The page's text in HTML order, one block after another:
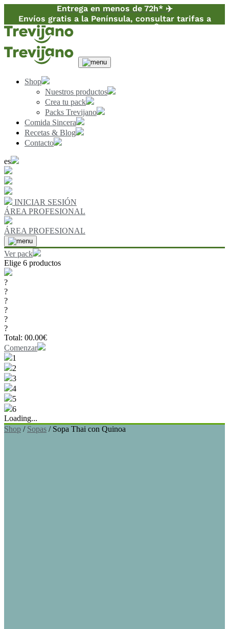
Entrega en menos de 72h* ✈️
Envíos gratis a la Península, consultar tarifas a
Canarias y Baleares 📦
Shop
Nuestros productos
Crea tu pack
Packs Trevijano
Comida Sincera
Recetas & Blog
Contacto
es
INICIAR SESIÓN
ÁREA PROFESIONAL
ÁREA PROFESIONAL
Ver pack
Elige 6 productos
?
?
?
?
?
?
Total: 00.00€
Comenzar
1
2
3
4
5
6
Loading...
Shop / Sopas /Sopa Thai con Quinoa